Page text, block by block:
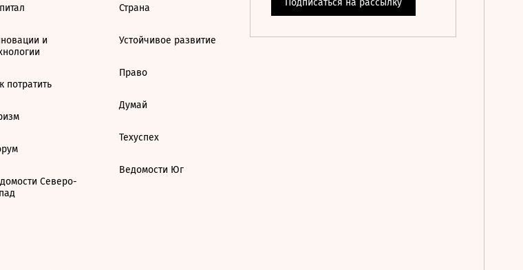
и
потратить
Северо-
Страна
Устойчивое развитие
Право
Думай
Техуспех
Ведомости Юг